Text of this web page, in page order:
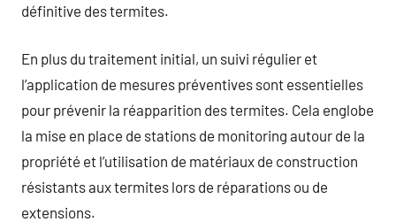
définitive des termites.
En plus du traitement initial, un suivi régulier et
l’application de mesures préventives sont essentielles
pour prévenir la réapparition des termites. Cela englobe
la mise en place de stations de monitoring autour de la
propriété et l’utilisation de matériaux de construction
résistants aux termites lors de réparations ou de
extensions.